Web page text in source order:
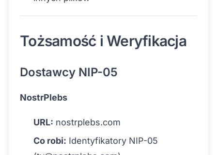
Tożsamość i Weryfikacja
Dostawcy NIP-05
NostrPlebs
URL: nostrplebs.com
Co robi: Identyfikatory NIP-05